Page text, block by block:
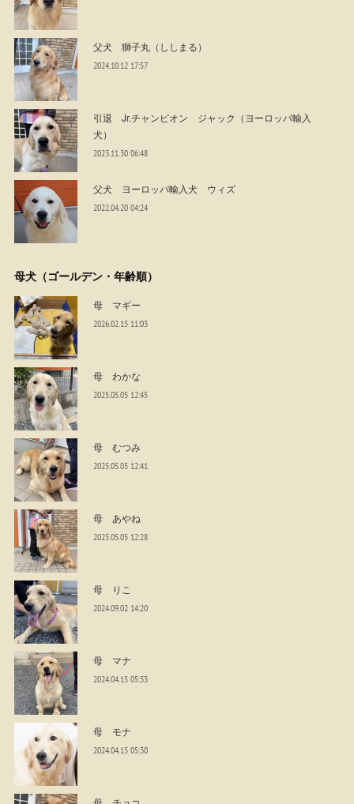
父犬 獅子丸（ししまる）
2024.10.12 17:57
引退 Jr.チャンピオン ジャック（ヨーロッパ輸入
犬）
2023.11.30 06:48
父犬 ヨーロッパ輸入犬 ウィズ
2022.04.20 04:24
母犬（ゴールデン・年齢順）
母 マギー
2026.02.15 11:03
母 わかな
2025.05.05 12:45
母 むつみ
2025.05.05 12:41
母 あやね
2025.05.05 12:28
母 りこ
2024.09.02 14:20
母 マナ
2024.04.15 05:33
母 モナ
2024.04.15 05:30